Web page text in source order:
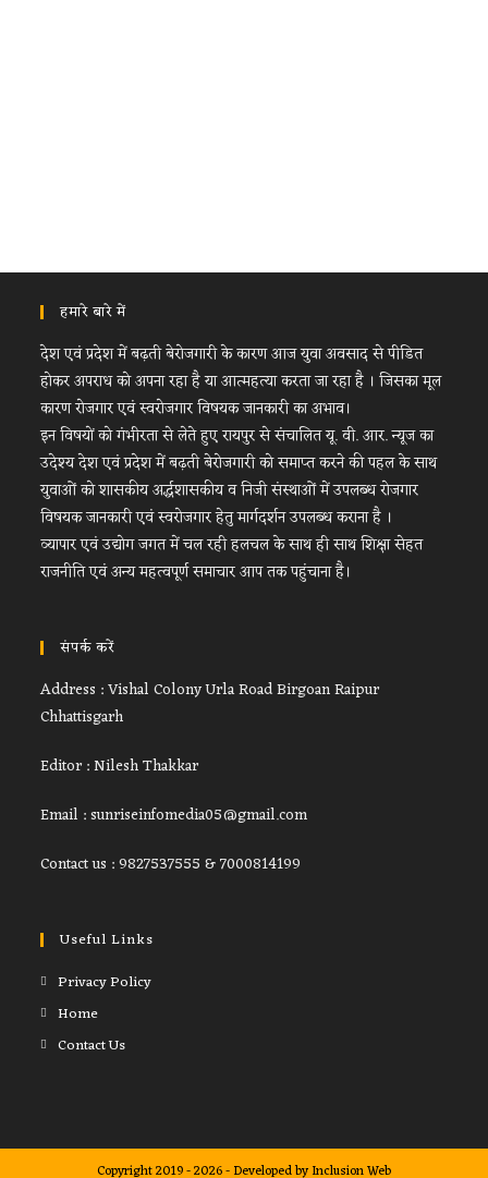
हमारे बारे में
देश एवं प्रदेश में बढ़ती बेरोजगारी के कारण आज युवा अवसाद से पीडित
होकर अपराध को अपना रहा है या आत्महत्या करता जा रहा है । जिसका मूल
कारण रोजगार एवं स्वरोजगार विषयक जानकारी का अभाव।
इन विषयों को गंभीरता से लेते हुए रायपुर से संचालित यू. वी. आर. न्यूज का
उदेश्य देश एवं प्रदेश में बढ़ती बेरोजगारी को समाप्त करने की पहल के साथ
युवाओं को शासकीय अर्द्धशासकीय व निजी संस्थाओं में उपलब्ध रोजगार
विषयक जानकारी एवं स्वरोजगार हेतु मार्गदर्शन उपलब्ध कराना है ।
व्यापार एवं उद्योग जगत में चल रही हलचल के साथ ही साथ शिक्षा सेहत
राजनीति एवं अन्य महत्वपूर्ण समाचार आप तक पहुंचाना है।
संपर्क करें
Address : Vishal Colony Urla Road Birgoan Raipur
Chhattisgarh
Editor : Nilesh Thakkar
Email : sunriseinfomedia05@gmail.com
Contact us : 9827537555 & 7000814199
Useful Links
Privacy Policy
Home
Contact Us
Copyright 2019 - 2026 - Developed byInclusion Web